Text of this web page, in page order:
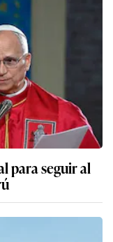
para seguir al